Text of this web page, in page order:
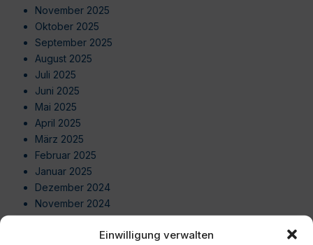
Einwilligung verwalten
November 2025
Oktober 2025
September 2025
August 2025
Juli 2025
Juni 2025
Mai 2025
April 2025
März 2025
Februar 2025
Januar 2025
Dezember 2024
November 2024
Oktober 2024
September 2024